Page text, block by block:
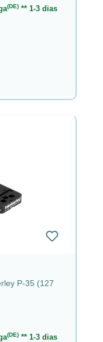
(DE) ** 1-3 dias
P-35 (127
(DE) ** 1-3 dias